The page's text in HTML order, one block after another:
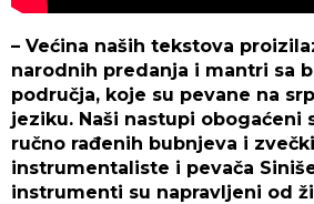
– Većina naših tekstova
narodnih predanja i mantri sa
područja, koje su pevane na
jeziku. Naši nastupi obogaćeni
ručno rađenih bubnjeva i
instrumentaliste i pevača
instrumenti su napravljeni od